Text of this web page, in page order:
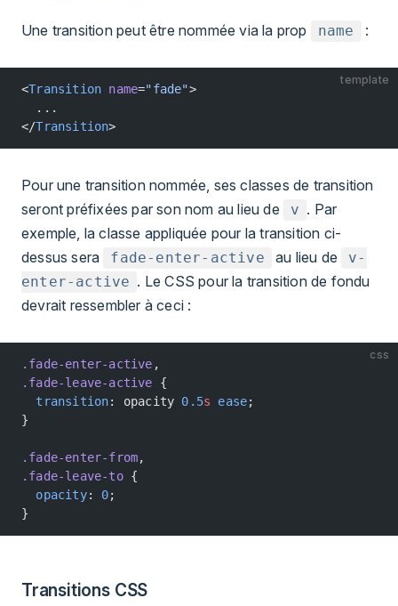
Une transition peut être nommée via la prop name :
template
<Transition name="fade">
  ...
</Transition>
Pour une transition nommée, ses classes de transition
seront préfixées par son nom au lieu de
v . Par
exemple, la classe appliquée pour la transition ci-
dessus sera
fade-enter-active au lieu de
v-
enter-active . Le CSS pour la transition de fondu
devrait ressembler à ceci :
css
.fade-enter-active ,
.fade-leave-active {
  transition
: opacity 0.5s ease;
}
.fade-enter-from,
.fade-leave-to {
  opacity
: 0;
}
Transitions CSS